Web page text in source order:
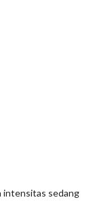
intensitas sedang